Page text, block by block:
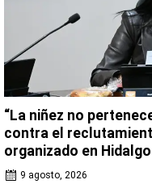
“La niñez no
contra el
organizado en Hidalgo
9 agosto, 2026